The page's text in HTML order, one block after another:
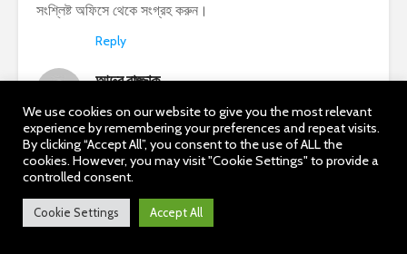
সংশ্লিষ্ট অফিসে থেকে সংগ্রহ করুন।
Reply
আব্দুর রাজ্জাক
সাফ কবলা দলিল সময় জমির মালিক অর্থাৎ বিক্রেতা কোন টাকায় তো
পরিশোধ করে না বরং ক্রেতাকে তার টাকা আয়কর পরিশোধ করতে হয় এর
কোন প্রতিবিধান আছে কিনা জানাবেন
Reply
We use cookies on our website to give you the most relevant
experience by remembering your preferences and repeat visits.
By clicking “Accept All”, you consent to the use of ALL the
cookies. However, you may visit "Cookie Settings" to provide a
controlled consent.
Cookie Settings Accept All